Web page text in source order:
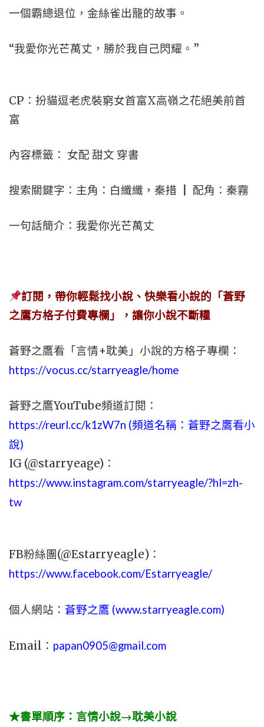
一個霸總退位，金絲雀出籠的故事。
“我愛你光芒萬丈，勝於我自己閃耀。”
CP：扮貓逗老虎裝窮女首富X高嶺之花絕美前首
富
內容標籤： 女配 甜文 穿書
搜索關鍵字：主角：白纖纖，秦措 ┃ 配角：秦霧
一句話簡介：我愛你光芒萬丈
訂閱，帶你輕鬆找小說、快樂看小說的「蒼野
之鷹方格子付費專欄」，讓你小說不斷糧
蒼野之鷹看「言情+耽美」小說的方格子專欄：
https://vocus.cc/starryeagle/home
蒼野之鷹YouTube頻道訂閱：
https://reurl.cc/k1zW7n (頻道名稱：蒼野之鷹看小
說)
IG (@starryeage)：
https://www.instagram.com/starryeagle/?hl=zh-
tw
FB粉絲團(@Estarryeagle)：
https://www.facebook.com/Estarryeagle/
個人網站： 蒼野之鷹 (www.starryeagle.com)
Email： papan0905@gmail.com
★書單順序：言情小說→耽美小說